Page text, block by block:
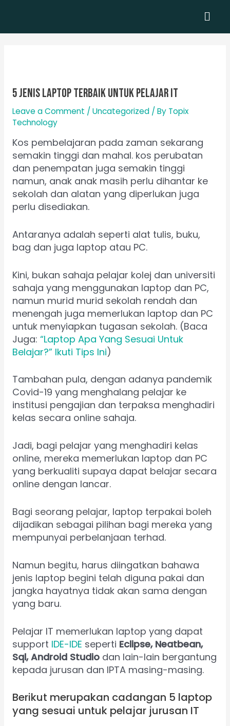
content
5 Jenis Laptop Terbaik Untuk Pelajar IT
Leave a Comment /Uncategorized/ By Topix
Technology
Kos pembelajaran pada zaman sekarang
semakin tinggi dan mahal. kos perubatan
dan penempatan juga semakin tinggi
namun, anak anak masih perlu dihantar ke
sekolah dan alatan yang diperlukan juga
perlu disediakan.
Antaranya adalah seperti alat tulis, buku,
bag dan juga laptop atau PC.
Kini, bukan sahaja pelajar kolej dan universiti
sahaja yang menggunakan laptop dan PC,
namun murid murid sekolah rendah dan
menengah juga memerlukan laptop dan PC
untuk menyiapkan tugasan sekolah. (Baca
Juga: “Laptop Apa Yang Sesuai Untuk
Belajar?” Ikuti Tips Ini)
Tambahan pula, dengan adanya pandemik
Covid-19 yang menghalang pelajar ke
institusi pengajian dan terpaksa menghadiri
kelas secara online sahaja.
Jadi, bagi pelajar yang menghadiri kelas
online, mereka memerlukan laptop dan PC
yang berkualiti supaya dapat belajar secara
online dengan lancar.
Bagi seorang pelajar, laptop terpakai boleh
dijadikan sebagai pilihan bagi mereka yang
mempunyai perbelanjaan terhad.
Namun begitu, harus diingatkan bahawa
jenis laptop begini telah diguna pakai dan
jangka hayatnya tidak akan sama dengan
yang baru.
Pelajar IT memerlukan laptop yang dapat
support IDE-IDE seperti Eclipse, Neatbean,
Sql, Android Studiodan lain-lain bergantung
kepada jurusan dan IPTA masing-masing.
Berikut merupakan cadangan 5 laptop
yang sesuai untuk pelajar jurusan IT